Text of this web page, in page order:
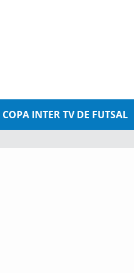
COPA INTER TV DE FUTSAL